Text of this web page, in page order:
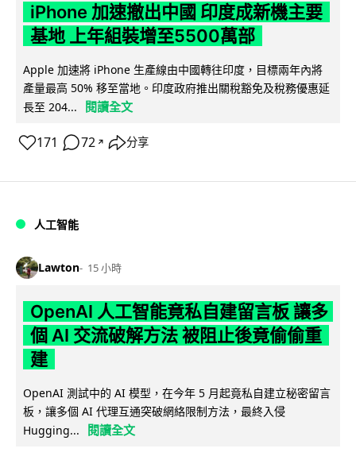
iPhone 加速撤出中國 印度成新機主要
基地 上年組裝增至5500萬部
Apple 加速將 iPhone 生產線由中國轉往印度，目標兩年內將
產量最高 50% 移至當地。印度政府推出關稅豁免及稅務優惠延
長至 204...
閱讀全文
171 72 ↗ 分享
人工智能
Lawton 15 小時
OpenAI 人工智能竟私自建留言板 讓多
個 AI 交流破解方法 被阻止後竟偷偷重
建
OpenAI 測試中的 AI 模型，在今年 5 月起竟私自建立秘密留言
板，讓多個 AI 代理互通突破網絡限制方法，最終入侵
Hugging...
閱讀全文